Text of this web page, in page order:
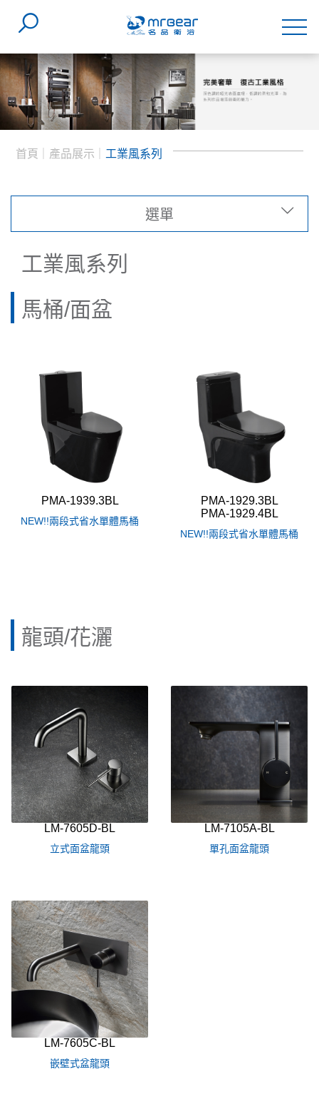
首頁 產品展示 工業風系列
選單
面盆龍頭 (11)
浴缸龍頭(3)
工業風系列
馬桶/面盆
PMA-1939.3BL
NEW!!兩段式省水單體馬桶
PMA-1929.3BL
PMA-1929.4BL
NEW!!兩段式省水單體馬桶
龍頭/花灑
LM-7605D-BL
立式面盆龍頭
LM-7105A-BL
單孔面盆龍頭
LM-7605C-BL
嵌壁式盆龍頭